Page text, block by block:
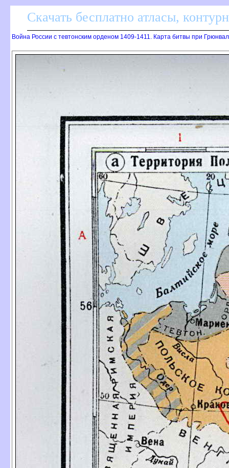
Скачать бесплатно атласы,
Война России с тевтонским орденом 1409-1411. Карта битвы при